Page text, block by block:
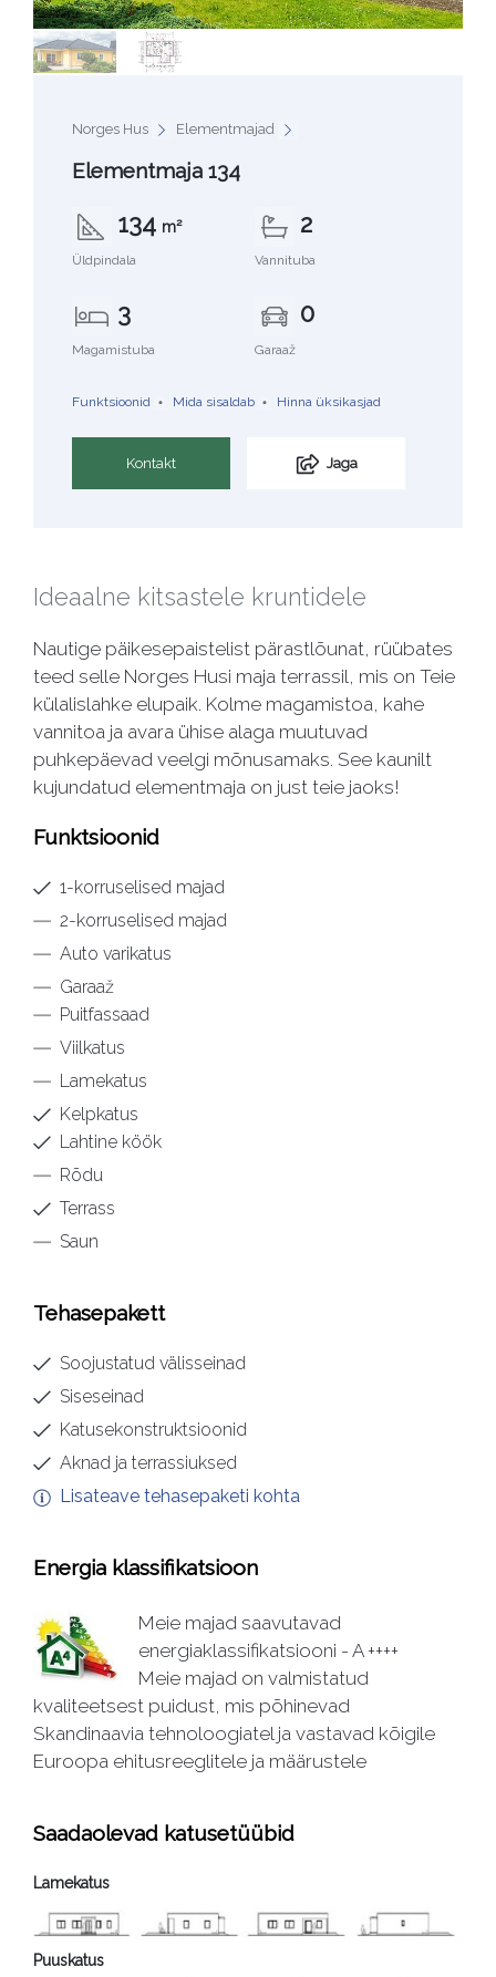
Norges Hus Elementmajad
Elementmaja 134
134 m²
Üldpindala
2
Vannituba
3
Magamistuba
0
Garaaž
Funktsioonid Mida sisaldab Hinna üksikasjad
Kontakt Jaga
Ideaalne kitsastele kruntidele
Nautige päikesepaistelist pärastlõunat, rüübates
teed selle Norges Husi maja terrassil, mis on Teie
külalislahke elupaik. Kolme magamistoa, kahe
vannitoa ja avara ühise alaga muutuvad
puhkepäevad veelgi mõnusamaks. See kaunilt
kujundatud elementmaja on just teie jaoks!
Funktsioonid
1-korruselised majad
2-korruselised majad
Auto varikatus
Garaaž
Puitfassaad
Viilkatus
Lamekatus
Kelpkatus
Lahtine köök
Rõdu
Terrass
Saun
Tehasepakett
Soojustatud välisseinad
Siseseinad
Katusekonstruktsioonid
Aknad ja terrassiuksed
Lisateave tehasepaketi kohta
Energia klassifikatsioon
Meie majad saavutavad
energiaklassifikatsiooni - A ++++
Meie majad on valmistatud
kvaliteetsest puidust, mis põhinevad
Skandinaavia tehnoloogiatel ja vastavad kõigile
Euroopa ehitusreeglitele ja määrustele
Saadaolevad katusetüübid
Lamekatus
Puuskatus